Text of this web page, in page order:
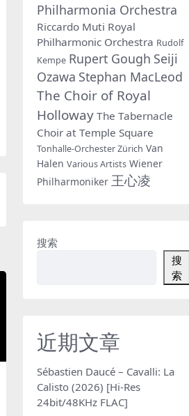
Philharmonia Orchestra
Riccardo Muti Royal
Philharmonic Orchestra Rudolf
Kempe Rupert Gough Seiji
Ozawa Stephan MacLeod
The Choir of Royal
Holloway The Tabernacle
Choir at Temple Square
Tonhalle-Orchester Zürich Van
Halen Various Artists Wiener
Philharmoniker 王心凌
搜索
搜
索
近期文章
Sébastien Daucé – Cavalli: La
Calisto (2026) [Hi-Res
24bit/48KHz FLAC]